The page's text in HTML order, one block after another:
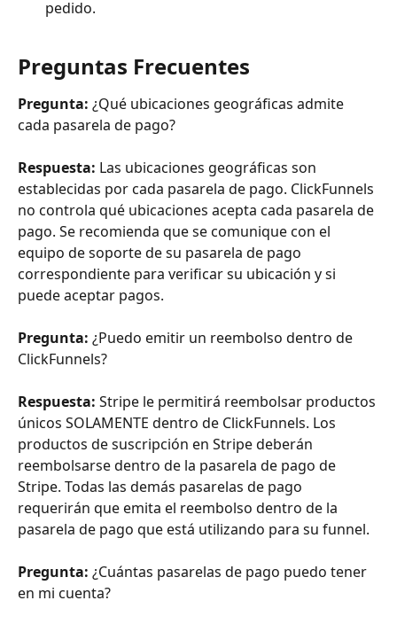
pedido.
Preguntas Frecuentes
Pregunta: ¿Qué ubicaciones geográficas admite
cada pasarela de pago?
Respuesta: Las ubicaciones geográficas son
establecidas por cada pasarela de pago. ClickFunnels
no controla qué ubicaciones acepta cada pasarela de
pago. Se recomienda que se comunique con el
equipo de soporte de su pasarela de pago
correspondiente para verificar su ubicación y si
puede aceptar pagos.
Pregunta: ¿Puedo emitir un reembolso dentro de
ClickFunnels?
Respuesta: Stripe le permitirá reembolsar productos
únicos SOLAMENTE dentro de ClickFunnels. Los
productos de suscripción en Stripe deberán
reembolsarse dentro de la pasarela de pago de
Stripe. Todas las demás pasarelas de pago
requerirán que emita el reembolso dentro de la
pasarela de pago que está utilizando para su funnel.
Pregunta: ¿Cuántas pasarelas de pago puedo tener
en mi cuenta?